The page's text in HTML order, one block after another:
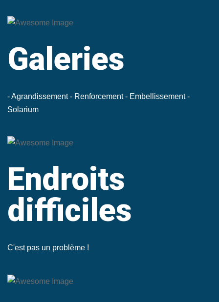
Galeries
- Agrandissement- Renforcement- Embellissement-
Solarium
Endroits
difficiles
C'est pas un problème !